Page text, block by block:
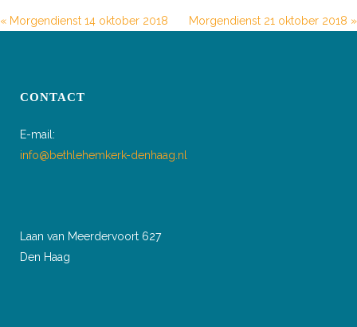
« Morgendienst 14 oktober 2018 Morgendienst 21 oktober 2018 »
CONTACT
E-mail:
info@bethlehemkerk-denhaag.nl
Laan van Meerdervoort 627
Den Haag